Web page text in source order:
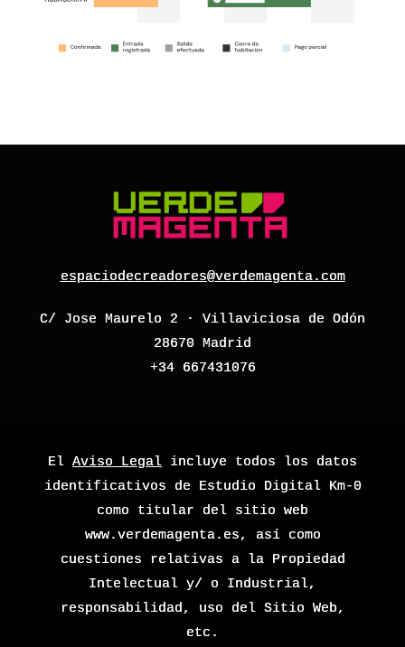
espaciodecreadores@verdemagenta.com
C/ Jose Maurelo 2 · Villaviciosa de Odón
28670 Madrid
+34 667431076
El Aviso Legal incluye todos los datos
identificativos de Estudio Digital Km-0
como titular del sitio web
www.verdemagenta.es, así como
cuestiones relativas a la Propiedad
Intelectual y/ o Industrial,
responsabilidad, uso del Sitio Web,
etc.